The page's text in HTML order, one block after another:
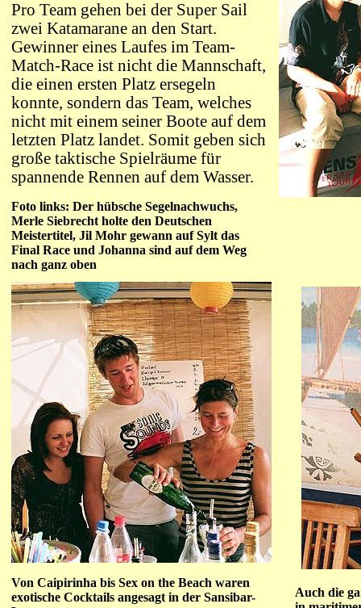
Pro Team gehen bei der Super Sail
zwei Katamarane an den Start.
Gewinner eines Laufes im Team-
Match-Race ist nicht die Mannschaft,
die einen ersten Platz ersegeln
konnte, sondern das Team, welches
nicht mit einem seiner Boote auf dem
letzten Platz landet. Somit geben sich
große taktische Spielräume für
spannende Rennen auf dem Wasser.
Foto links: Der hübsche Segelnachwuchs,
Merle Siebrecht holte den Deutschen
Meistertitel, Jil Mohr gewann auf Sylt das
Final Race und Johanna sind auf dem Weg
nach ganz oben
Von Caipirinha bis Sex on the Beach waren
exotische Cocktails angesagt in der Sansibar-
Auch die